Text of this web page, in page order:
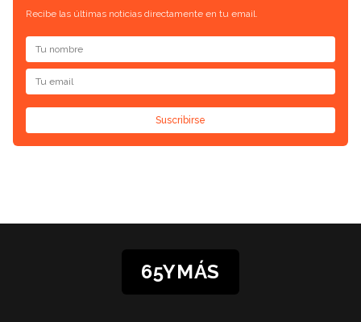
Recibe las últimas noticias directamente en tu email.
Suscribirse
65YMÁS